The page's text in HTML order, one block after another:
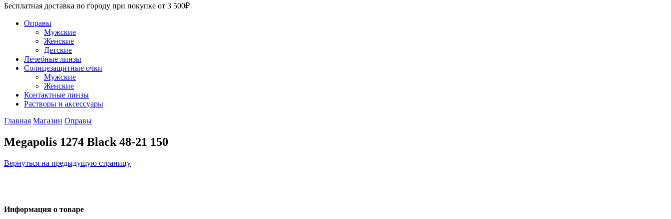
Бесплатная доставка по городу при покупке от 3 500₽
Оправы
Мужские
Женские
Детские
Лечебные линзы
Солнцезащитные очки
Мужские
Женские
Контактные линзы
Растворы и аксессуары
Главная Магазин Оправы
Megapolis 1274 Black 48-21 150
Вернуться на предыдущую страницу
Информация о товаре